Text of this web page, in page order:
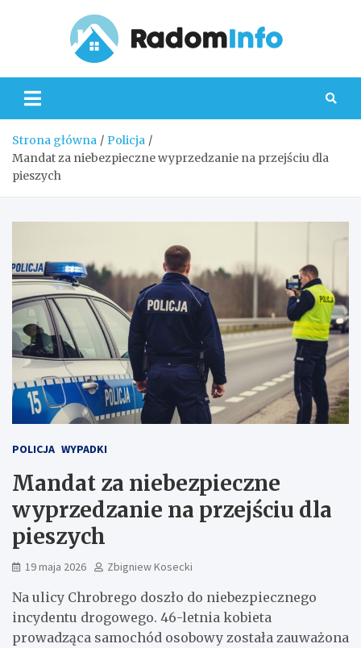
Strona główna
Policja
Mandat za niebezpieczne wyprzedzanie na przejściu dla
pieszych
POLICJA WYPADKI
Mandat za niebezpieczne
wyprzedzanie na przejściu dla
pieszych
19 maja 2026 Zbigniew Kosecki
Na ulicy Chrobrego doszło do niebezpiecznego
incydentu drogowego. 46-letnia kobieta
prowadząca samochód osobowy została zauważona